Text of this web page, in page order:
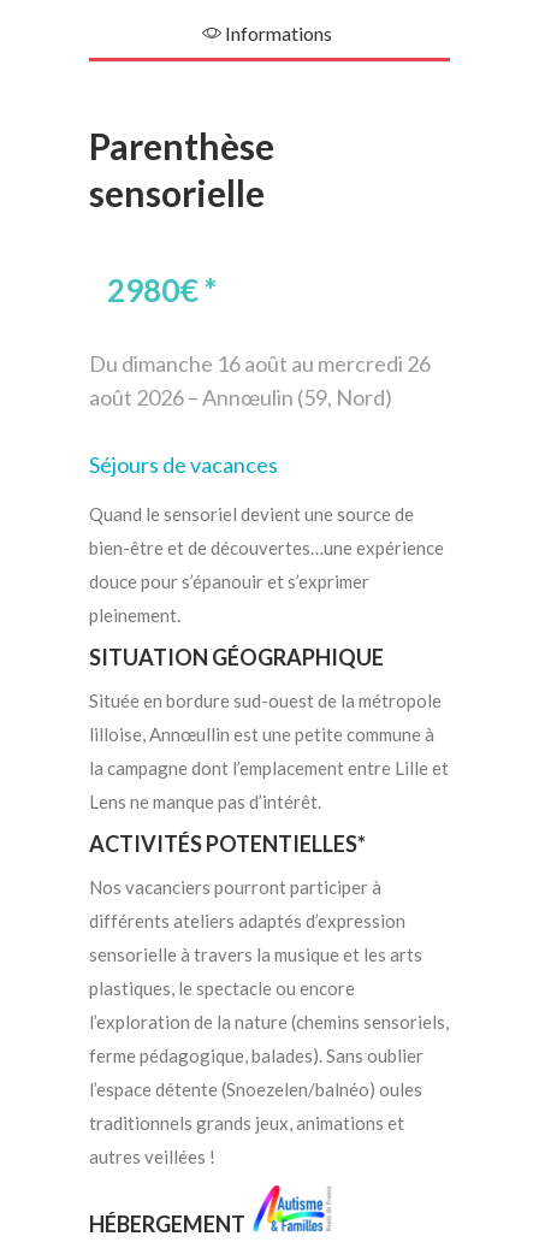
Informations
Parenthèse
sensorielle
2980€*
Du dimanche 16 août au mercredi 26
août 2026 – Annœulin (59, Nord)
Séjours de vacances
Quand le sensoriel devient une source de
bien-être et de découvertes…une expérience
douce pour s’épanouir et s’exprimer
pleinement.
SITUATION GÉOGRAPHIQUE
Située en bordure sud-ouest de la métropole
lilloise, Annœullin est une petite commune à
la campagne dont l’emplacement entre Lille et
Lens ne manque pas d’intérêt.
ACTIVITÉS POTENTIELLES*
Nos vacanciers pourront participer à
différents ateliers adaptés d’expression
sensorielle à travers la musique et les arts
plastiques, le spectacle ou encore
l’exploration de la nature (chemins sensoriels,
ferme pédagogique, balades). Sans oublier
l’espace détente (Snoezelen/balnéo) oules
traditionnels grands jeux, animations et
autres veillées !
HÉBERGEMENT